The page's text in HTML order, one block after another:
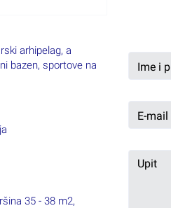
arhipelag, a
bazen, sportove na
35 - 38 m2,